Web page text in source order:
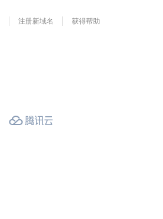
注册新域名 获得帮助